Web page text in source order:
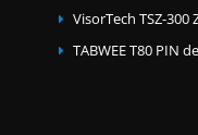
VisorTech TSZ-
TABWEE T80 PIN